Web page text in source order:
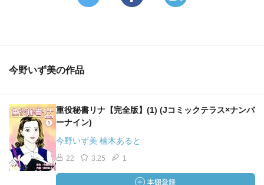
今野いず美の作品
重役秘書リナ【完全版】(1) (Jコミックテラス×ナンバ
ーナイン)
今野いず美 楠木あると
22 3.25 1